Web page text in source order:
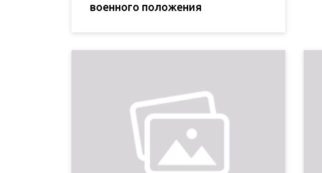
военного положения